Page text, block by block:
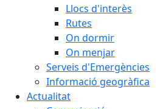
Llocs d'interès
Rutes
On dormir
On menjar
Serveis d'Emergències
Informació geogràfica
Actualitat